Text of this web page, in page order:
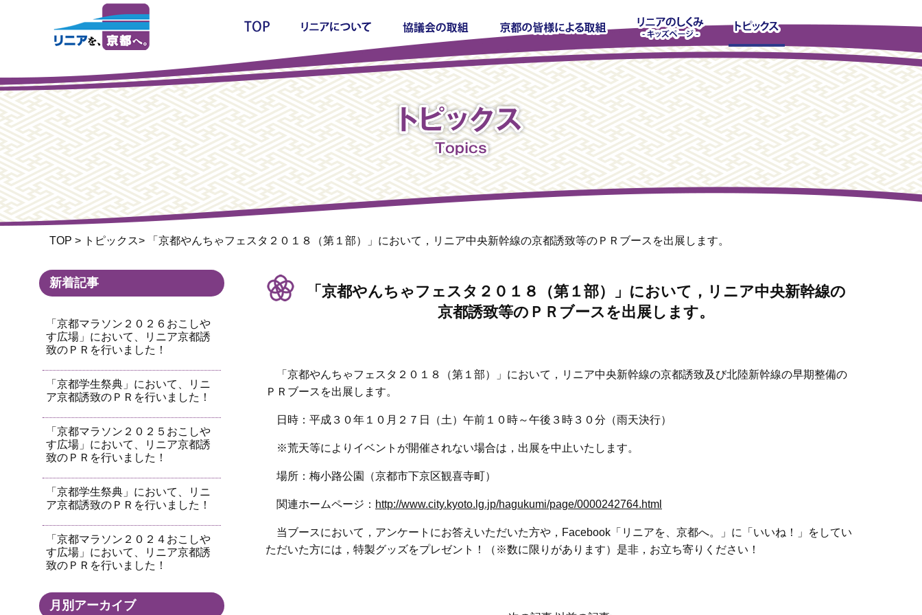
TOP > トピックス> 「京都やんちゃフェスタ２０１８（第１部）」において，リニア中央新幹線の京都誘致等のＰＲブースを出展します。
新着記事
「京都マラソン２０２６おこしや
す広場」において、リニア京都誘
致のＰＲを行いました！
「京都学生祭典」において、リニ
ア京都誘致のＰＲを行いました！
「京都マラソン２０２５おこしや
す広場」において、リニア京都誘
致のＰＲを行いました！
「京都学生祭典」において、リニ
ア京都誘致のＰＲを行いました！
「京都マラソン２０２４おこしや
す広場」において、リニア京都誘
致のＰＲを行いました！
月別アーカイブ
「京都やんちゃフェスタ２０１８（第１部）」において，リニア中央新幹線の
京都誘致等のＰＲブースを出展します。
「京都やんちゃフェスタ２０１８（第１部）」において，リニア中央新幹線の京都誘致及び北陸新幹線の早期整備の
ＰＲブースを出展します。
日時：平成３０年１０月２７日（土）午前１０時～午後３時３０分（雨天決行）
※荒天等によりイベントが開催されない場合は，出展を中止いたします。
場所：梅小路公園（京都市下京区観喜寺町）
関連ホームページ： http://www.city.kyoto.lg.jp/hagukumi/page/0000242764.html
当ブースにおいて，アンケートにお答えいただいた方や，Facebook「リニアを、京都へ。」に「いいね！」をしてい
ただいた方には，特製グッズをプレゼント！（※数に限りがあります）是非，お立ち寄りください！